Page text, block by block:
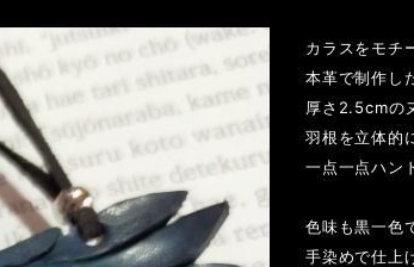
カラスをモチ
本革で制作し
厚さ2.5cmの
羽根を立体的
一点一点ハン
色味も黒一色
手染めで仕上